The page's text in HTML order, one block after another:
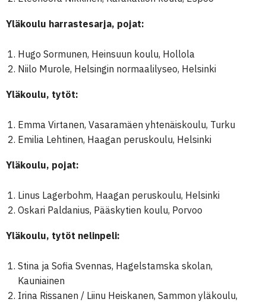
Yläkoulu harrastesarja, pojat:
Hugo Sormunen, Heinsuun koulu, Hollola
Niilo Murole, Helsingin normaalilyseo, Helsinki
Yläkoulu, tytöt:
Emma Virtanen, Vasaramäen yhtenäiskoulu, Turku
Emilia Lehtinen, Haagan peruskoulu, Helsinki
Yläkoulu, pojat:
Linus Lagerbohm, Haagan peruskoulu, Helsinki
Oskari Paldanius, Pääskytien koulu, Porvoo
Yläkoulu, tytöt nelinpeli:
Stina ja Sofia Svennas, Hagelstamska skolan,
Kauniainen
Irina Rissanen / Liinu Heiskanen, Sammon yläkoulu,